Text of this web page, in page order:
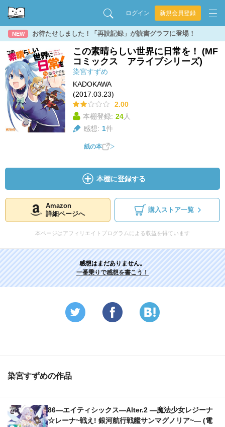
ログイン 新規会員登録
NEW お待たせしました！「再読記録」が読書グラフに登場！
この素晴らしい世界に日常を！ (MF
コミックス アライブシリーズ)
染宮すずめ
KADOKAWA
(2017.03.23)
2.00
本棚登録: 24人
感想: 1件
紙の本
本棚に登録する
Amazon
詳細ページへ
購入ストア一覧
本ページはアフィリエイトプログラムによる収益を得ています
感想はまだありません。
一番乗りで感想を書こう！
染宮すずめの作品
86―エイティシックス―Alter.2 ―魔法少女レジーナ
☆レーナ~戦え! 銀河航行戦艦サンマグノリア~― (電